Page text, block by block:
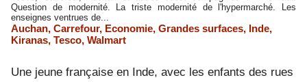
Question de modernité. La triste modernité de l'hypermarché. Les
enseignes ventrues de...
Auchan, Carrefour, Economie, Grandes surfaces, Inde,
Kiranas, Tesco, Walmart
Une jeune française en Inde, avec les enfants des rues